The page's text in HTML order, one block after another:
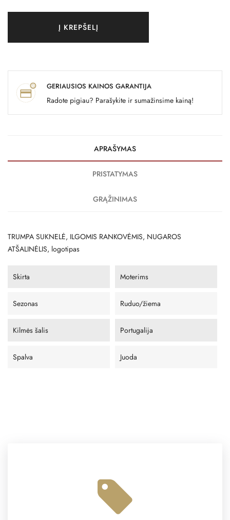
Į KREPŠELĮ
GERIAUSIOS KAINOS GARANTIJA
Radote pigiau? Parašykite ir sumažinsime kainą!
APRAŠYMAS
PRISTATYMAS
GRĄŽINIMAS
TRUMPA SUKNELĖ, ILGOMIS RANKOVĖMIS, NUGAROS
ATŠALINĖLIS, logotipas
Skirta Moterims
Sezonas Ruduo/žiema
Kilmės šalis Portugalija
Spalva Juoda